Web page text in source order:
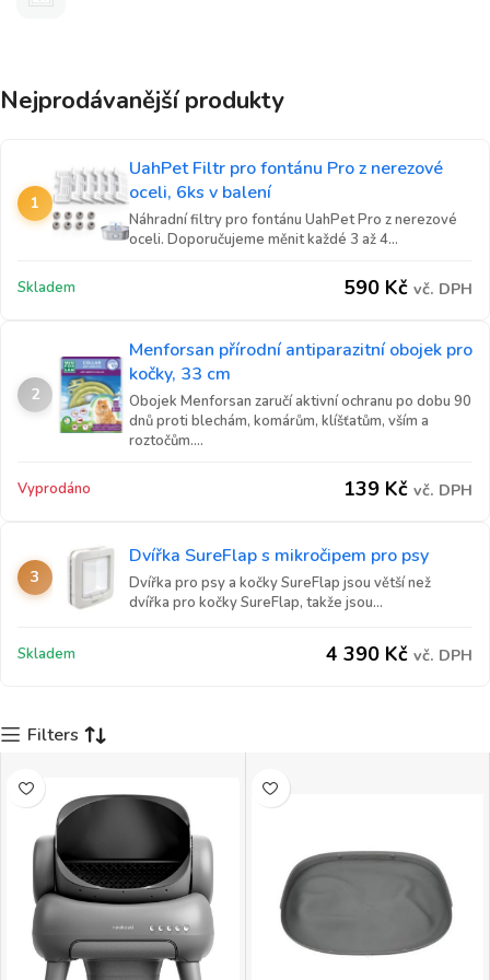
Nejprodávanější produkty
1
UahPet Filtr pro fontánu Pro z nerezové
oceli, 6ks v balení
Náhradní filtry pro fontánu UahPet Pro z nerezové
oceli. Doporučujeme měnit každé 3 až 4...
Skladem 590 Kč vč. DPH
2
Menforsan přírodní antiparazitní obojek pro
kočky, 33 cm
Obojek Menforsan zaručí aktivní ochranu po dobu 90
dnů proti blechám, komárům, klíšťatům, vším a
roztočům....
Vyprodáno 139 Kč vč. DPH
3
Dvířka SureFlap s mikročipem pro psy
Dvířka pro psy a kočky SureFlap jsou větší než
dvířka pro kočky SureFlap, takže jsou...
Skladem 4 390 Kč vč. DPH
Filters